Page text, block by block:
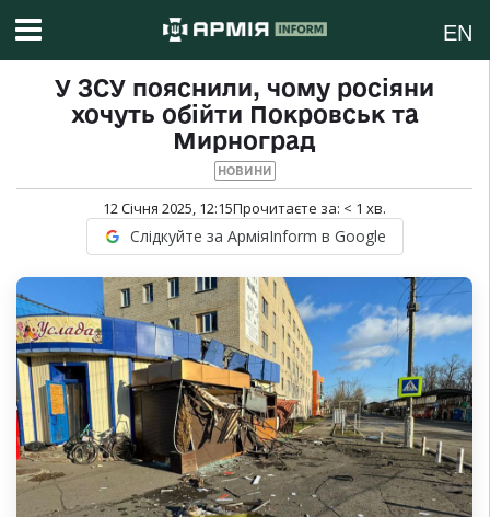
EN
У ЗСУ пояснили, чому росіяни
хочуть обійти Покровськ та
Мирноград
НОВИНИ
12 Січня 2025, 12:15Прочитаєте за: < 1 хв.
Слідкуйте за АрміяInform в Google